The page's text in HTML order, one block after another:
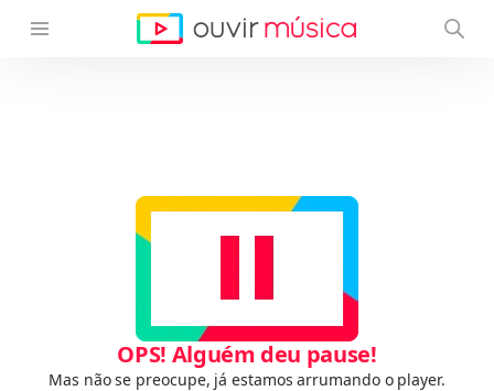
OPS! Alguém deu pause!
Mas não se preocupe, já estamos arrumando o player.